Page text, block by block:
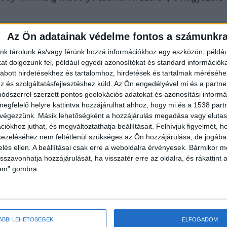
Az Ön adatainak védelme fontos a
tárolunk és/vagy férünk hozzá információkhoz egy eszközön,
dolgozunk fel, például egyedi azonosítókat és standard
hirdetésekhez és tartalomhoz, hirdetések és tartalmak
és szolgáltatásfejlesztéshez küld. Az Ön engedélyével mi és a
szerzett pontos geolokációs adatokat és azonosítási
helyre kattintva hozzájárulhat ahhoz, hogy mi és a 1538
Másik lehetőségként a hozzájárulás megadása vagy
juthat, és megváltoztathatja beállításait. Felhívjuk figyelmét,
nem feltétlenül szükséges az Ön hozzájárulása, de
ellen. A beállításai csak erre a weboldalra érvényesek. Bármikor
hozzájárulását, ha visszatér erre az oldalra, és rákattint
gombra.
LEHETŐSÉGEK ELFOGADOM
apa, 50% anya, 100% tökéletesség”, „Az első
Hajnali 2-kor. Hozz egy cumisüveget!” és
megnevettetnek mindenkit. Ezek nemcsak
de kiváló beszédtémául is
is kijelenthető, hogy érdemes ezeket a
számára.
kiemelten fontos, hogy puha, finom anyagból
bőrbarát pamut body-k rugalmasak, jól
a kicsik testalkatához. A praktikus patentok
szülő számára nagy előny. Jól passzolnak a